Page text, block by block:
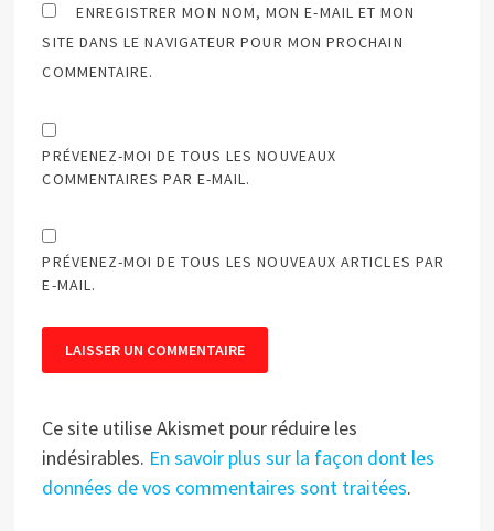
ENREGISTRER MON NOM, MON E-MAIL ET MON
SITE DANS LE NAVIGATEUR POUR MON PROCHAIN
COMMENTAIRE.
PRÉVENEZ-MOI DE TOUS LES NOUVEAUX
COMMENTAIRES PAR E-MAIL.
PRÉVENEZ-MOI DE TOUS LES NOUVEAUX ARTICLES PAR
E-MAIL.
Ce site utilise Akismet pour réduire les
indésirables. En savoir plus sur la façon dont les
données de vos commentaires sont traitées.